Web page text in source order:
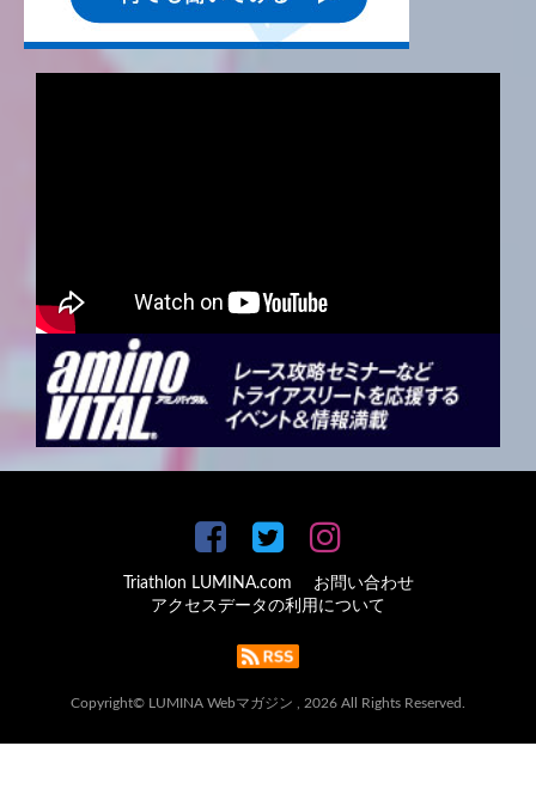
Triathlon LUMINA.com
お問い合わせ
アクセスデータの利用について
Copyright© LUMINA Webマガジン , 2026 All Rights Reserved.